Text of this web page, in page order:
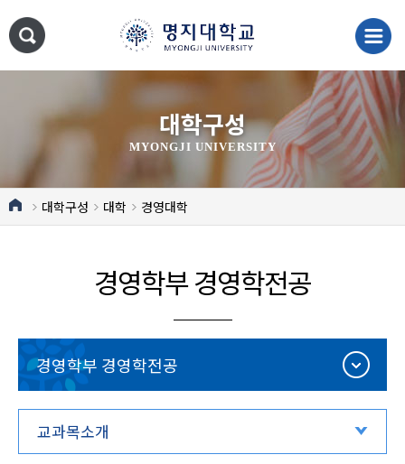
대학구성
MYONGJI UNIVERSITY
대학구성 대학 경영대학
경영학부 경영학전공
경영학부 경영학전공
교과목소개